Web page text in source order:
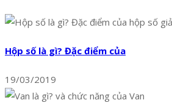
Hộp số là gì? Đặc điểm của
19/03/2019